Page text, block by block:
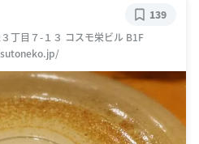
丁目７-１３ コスモ栄ビル B1F
139